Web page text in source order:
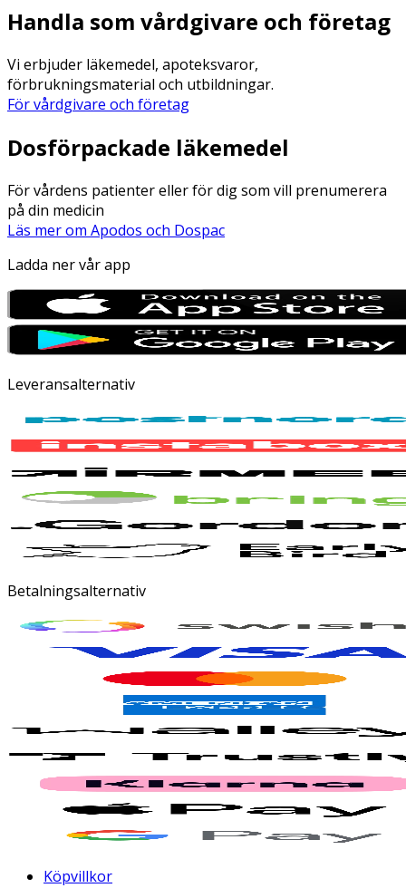
Handla som vårdgivare och företag
Vi erbjuder läkemedel, apoteksvaror,
förbrukningsmaterial och utbildningar.
För vårdgivare och företag
Dosförpackade läkemedel
För vårdens patienter eller för dig som vill prenumerera
på din medicin
Läs mer om Apodos och Dospac
Ladda ner vår app
Leveransalternativ
Betalningsalternativ
Köpvillkor